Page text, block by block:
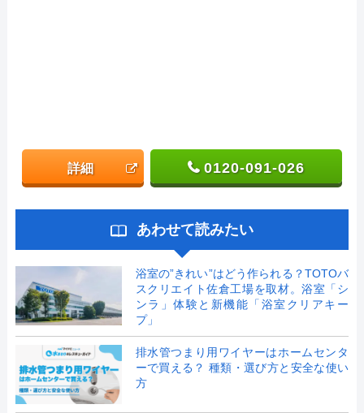
詳細 0120-091-026
あわせて読みたい
浴室の”きれい”はどう作られる？TOTOバ
スクリエイト佐倉工場を取材。浴室「シ
ンラ」体験と新機能「浴室クリアキー
プ」
排水管つまり用ワイヤーはホームセンタ
ーで買える？ 種類・選び方と安全な使い
方